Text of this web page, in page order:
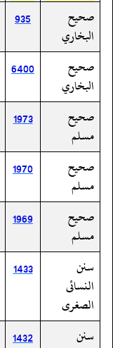
صحيح
البخاري
935
صحيح
البخاري
6400
صحيح
مسلم
1973
صحيح
مسلم
1970
صحيح
مسلم
1969
سنن
النسائى
الصغرى
1433
سنن
1432